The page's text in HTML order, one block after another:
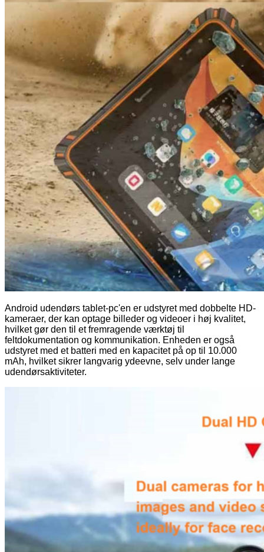
Android udendørs tablet-pc'en er udstyret med dobbelte HD-
kameraer, der kan optage billeder og videoer i høj kvalitet,
hvilket gør den til et fremragende værktøj til
feltdokumentation og kommunikation. Enheden er også
udstyret med et batteri med en kapacitet på op til 10.000
mAh, hvilket sikrer langvarig ydeevne, selv under lange
udendørsaktiviteter.